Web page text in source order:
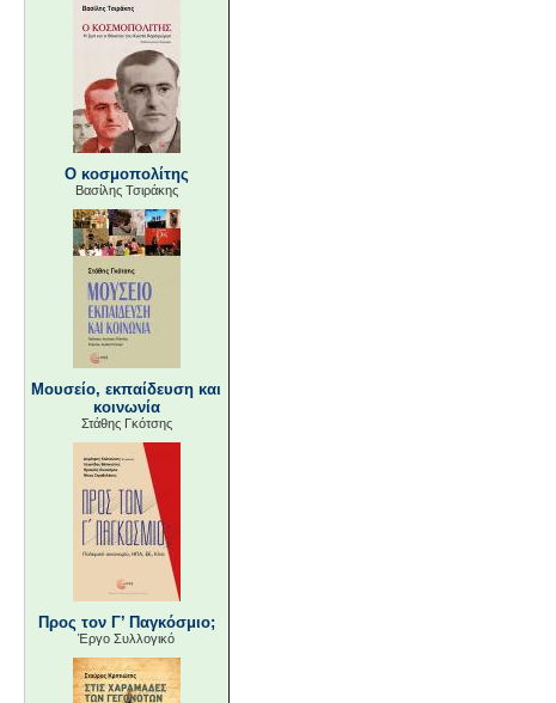
Ο κοσμοπολίτης
Βασίλης Τσιράκης
Μουσείο, εκπαίδευση και
κοινωνία
Στάθης Γκότσης
Προς τον Γ’ Παγκόσμιο;
Έργο Συλλογικό